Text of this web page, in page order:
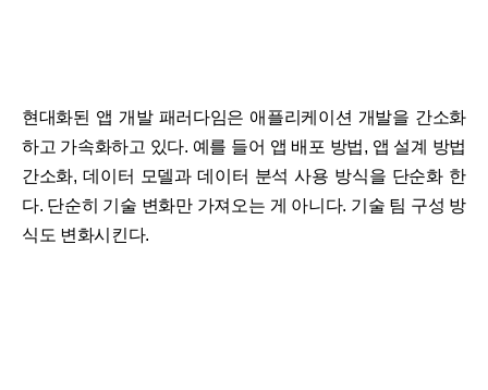
현대화된 앱 개발 패러다임은 애플리케이션 개발을 간소화
하고 가속화하고 있다. 예를 들어 앱 배포 방법, 앱 설계 방법
간소화, 데이터 모델과 데이터 분석 사용 방식을 단순화 한
다. 단순히 기술 변화만 가져오는 게 아니다. 기술 팀 구성 방
식도 변화시킨다.